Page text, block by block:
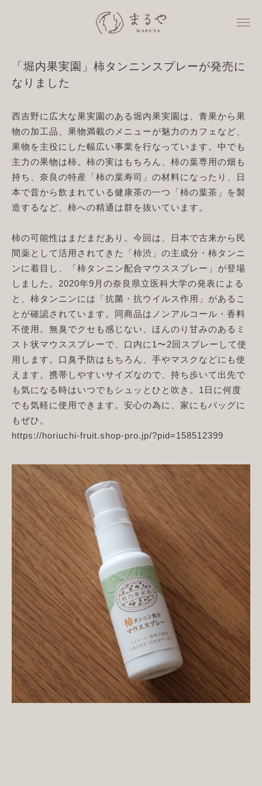
「堀内果実園」柿タンニンスプレーが発売に
なりました
西吉野に広大な果実園のある堀内果実園は、青果から果
物の加工品、果物満載のメニューが魅力のカフェなど、
果物を主役にした幅広い事業を行なっています。中でも
主力の果物は柿。柿の実はもちろん、柿の葉専用の畑も
持ち、奈良の特産「柿の葉寿司」の材料になったり、日
本で昔から飲まれている健康茶の一つ「柿の葉茶」を製
造するなど、柿への精通は群を抜いています。
柿の可能性はまだまだあり。今回は、日本で古来から民
間薬として活用されてきた「柿渋」の主成分・柿タンニ
ンに着目し、「柿タンニン配合マウススプレー」が登場
しました。2020年9月の奈良県立医科大学の発表による
と、柿タンニンには「抗菌・抗ウイルス作用」があるこ
とが確認されています。同商品はノンアルコール・香料
不使用。無臭でクセも感じない、ほんのり甘みのあるミ
スト状マウススプレーで、口内に1〜2回スプレーして使
用します。口臭予防はもちろん、手やマスクなどにも使
えます。携帯しやすいサイズなので、持ち歩いて出先で
も気になる時はいつでもシュッとひと吹き。1日に何度
でも気軽に使用できます。安心の為に、家にもバッグに
もぜひ。
https://horiuchi-fruit.shop-pro.jp/?pid=158512399